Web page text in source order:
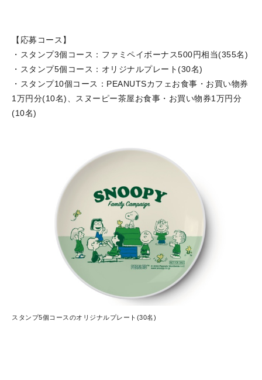
【応募コース】
・スタンプ3個コース：ファミペイボーナス500円相当(355名)
・スタンプ5個コース：オリジナルプレート(30名)
・スタンプ10個コース：PEANUTSカフェお食事・お買い物券
1万円分(10名)、スヌーピー茶屋お食事・お買い物券1万円分
(10名)
スタンプ5個コースのオリジナルプレート(30名)